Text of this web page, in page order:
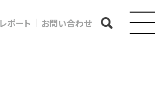
ポート お問い合わせ